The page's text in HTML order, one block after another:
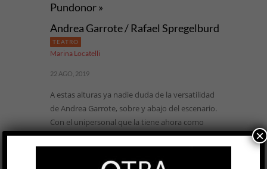
Pundonor »
Andrea Garrote / Rafael Spregelburd
TEATRO
Marina Locatelli
22 AGO, 2019
A estas alturas ya nadie duda de la versatilidad
de Andrea Garrote, sobre y abajo del escenario.
Con el unipersonal que la tiene ahora como
protagonista, vuelve a confirmar su experticia
tanto en el rol de actriz como en la faceta de
dramaturga. La obra —codirigida por ella junto
×